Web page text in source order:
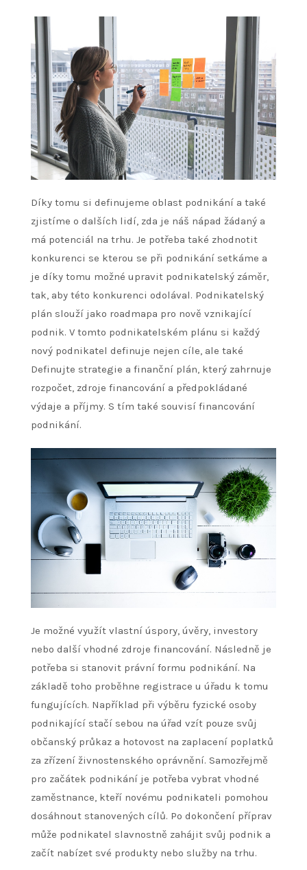
Díky tomu si definujeme oblast podnikání a také
zjistíme o dalších lidí, zda je náš nápad žádaný a
má potenciál na trhu. Je potřeba také zhodnotit
konkurenci se kterou se při podnikání setkáme a
je díky tomu možné upravit podnikatelský záměr,
tak, aby této konkurenci odolával. Podnikatelský
plán slouží jako roadmapa pro nově vznikající
podnik. V tomto podnikatelském plánu si každý
nový podnikatel definuje nejen cíle, ale také
Definujte strategie a finanční plán, který zahrnuje
rozpočet, zdroje financování a předpokládané
výdaje a příjmy. S tím také souvisí financování
podnikání.
Je možné využít vlastní úspory, úvěry, investory
nebo další vhodné zdroje financování. Následně je
potřeba si stanovit právní formu podnikání. Na
základě toho proběhne registrace u úřadu k tomu
fungujících. Například při výběru fyzické osoby
podnikající stačí sebou na úřad vzít pouze svůj
občanský průkaz a hotovost na zaplacení poplatků
za zřízení živnostenského oprávnění. Samozřejmě
pro začátek podnikání je potřeba vybrat vhodné
zaměstnance, kteří novému podnikateli pomohou
dosáhnout stanovených cílů. Po dokončení příprav
může podnikatel slavnostně zahájit svůj podnik a
začít nabízet své produkty nebo služby na trhu.